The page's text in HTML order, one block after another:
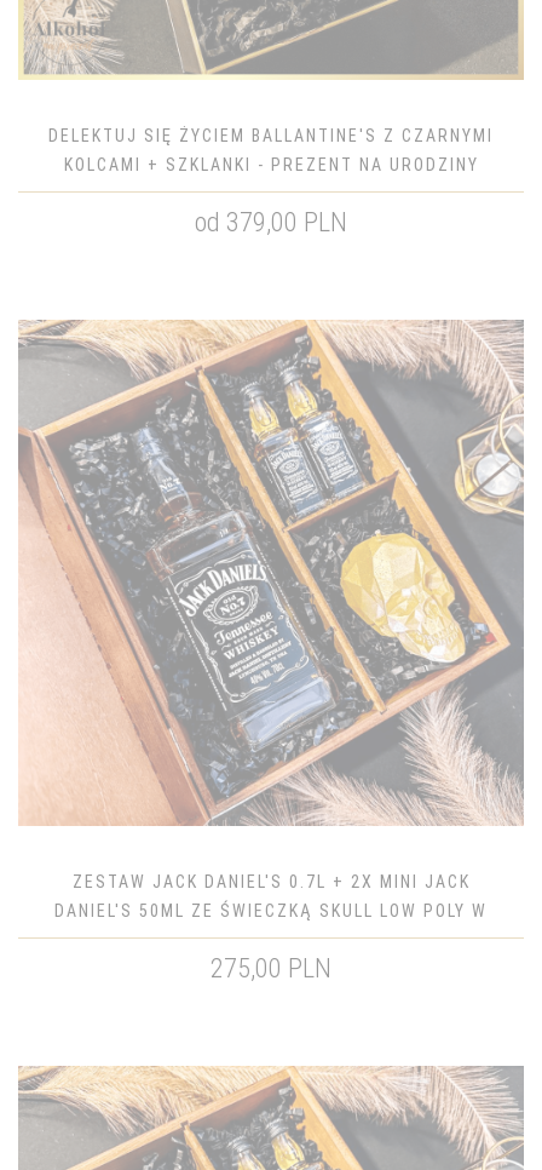
DELEKTUJ SIĘ ŻYCIEM BALLANTINE'S Z CZARNYMI
KOLCAMI + SZKLANKI - PREZENT NA URODZINY
od 379,00 PLN
ZESTAW JACK DANIEL'S 0.7L + 2X MINI JACK
DANIEL'S 50ML ZE ŚWIECZKĄ SKULL LOW POLY W
SKRZYNCE
275,00 PLN